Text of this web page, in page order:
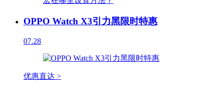
OPPO Watch X3引力黑限时特惠
07.28
优惠直达 >